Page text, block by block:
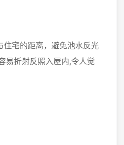
宅的距离，避免池水反光
易折射反照入屋内,令人觉